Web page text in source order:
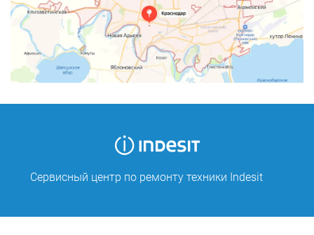
Сервисный центр по ремонту техники Indesit